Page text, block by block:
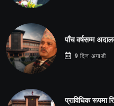
पाँच वर्षसम्म
9 दिन अगाडी
प्राविधिक रूपमा